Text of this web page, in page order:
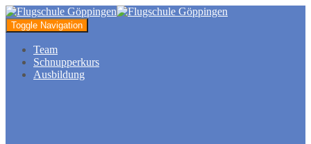
Toggle Navigation
Team
Schnupperkurs
Ausbildung